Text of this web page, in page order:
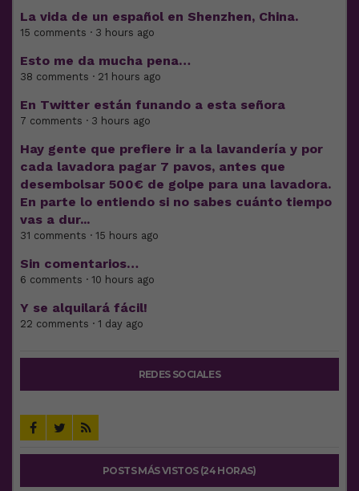
La vida de un español en Shenzhen, China.
15 comments · 3 hours ago
Esto me da mucha pena…
38 comments · 21 hours ago
En Twitter están funando a esta señora
7 comments · 3 hours ago
Hay gente que prefiere ir a la lavandería y por
cada lavadora pagar 7 pavos, antes que
desembolsar 500€ de golpe para una lavadora.
En parte lo entiendo si no sabes cuánto tiempo
vas a dur...
31 comments · 15 hours ago
Sin comentarios…
6 comments · 10 hours ago
Y se alquilará fácil!
22 comments · 1 day ago
REDES SOCIALES
POSTS MÁS VISTOS (24 HORAS)